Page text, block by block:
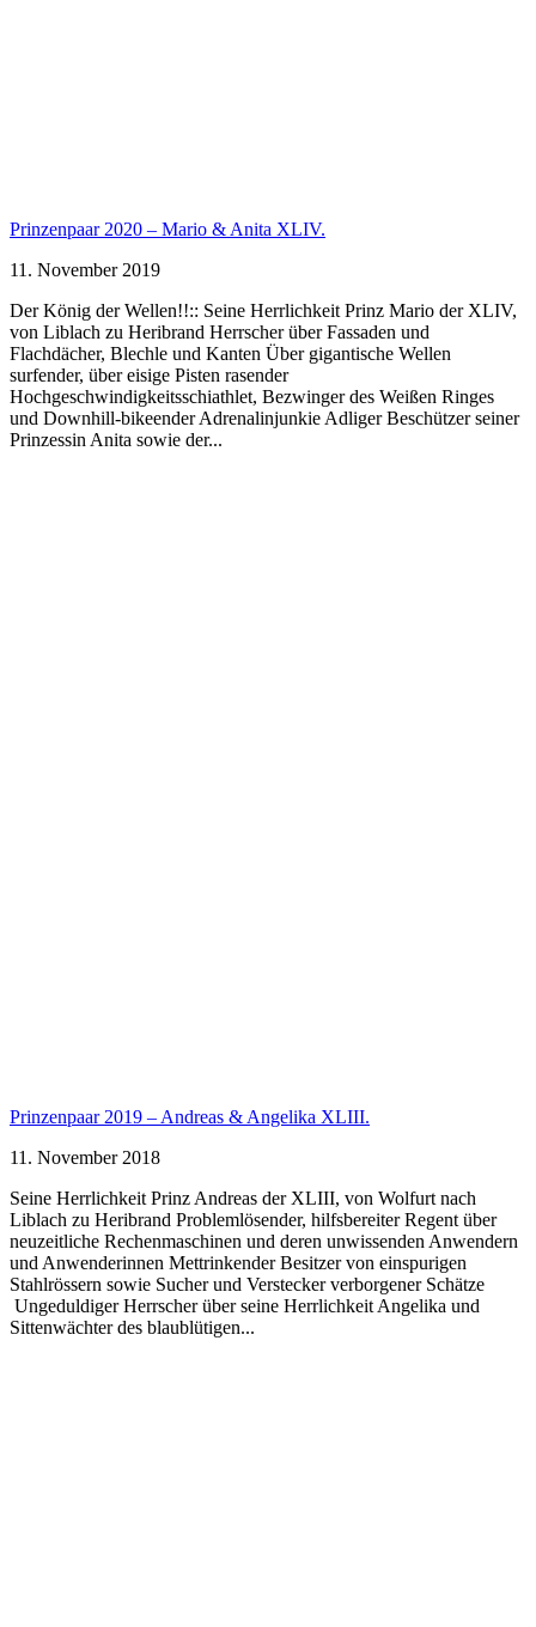
Prinzenpaar 2020 – Mario & Anita XLIV.
11. November 2019
Der König der Wellen!!:: Seine Herrlichkeit Prinz Mario der XLIV,
von Liblach zu Heribrand Herrscher über Fassaden und
Flachdächer, Blechle und Kanten Über gigantische Wellen
surfender, über eisige Pisten rasender
Hochgeschwindigkeitsschiathlet, Bezwinger des Weißen Ringes
und Downhill-bikeender Adrenalinjunkie Adliger Beschützer seiner
Prinzessin Anita sowie der...
Prinzenpaar 2019 – Andreas & Angelika XLIII.
11. November 2018
Seine Herrlichkeit Prinz Andreas der XLIII, von Wolfurt nach
Liblach zu Heribrand Problemlösender, hilfsbereiter Regent über
neuzeitliche Rechenmaschinen und deren unwissenden Anwendern
und Anwenderinnen Mettrinkender Besitzer von einspurigen
Stahlrössern sowie Sucher und Verstecker verborgener Schätze
Ungeduldiger Herrscher über seine Herrlichkeit Angelika und
Sittenwächter des blaublütigen...